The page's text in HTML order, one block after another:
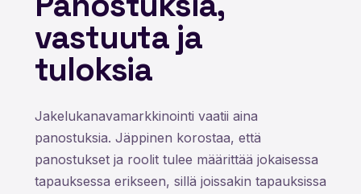
vastuuta ja
tuloksia
Jakelukanavamarkkinointi vaatii aina
panostuksia. Jäppinen korostaa, että
panostukset ja roolit tulee määrittää jokaisessa
tapauksessa erikseen, sillä joissakin tapauksissa